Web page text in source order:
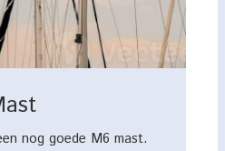
nog goede M6 mast.